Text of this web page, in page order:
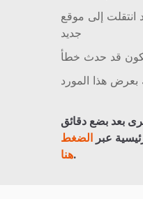
إلى موقع
جديد
قد حدث خطأ
هذا المورد
بعد بضع دقائق
عبرالضغط
هنا.